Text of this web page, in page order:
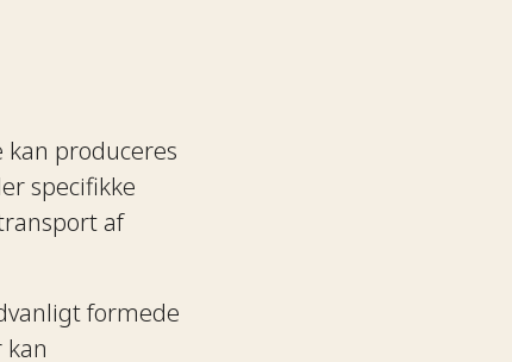
produceres
specifikke
af
formede